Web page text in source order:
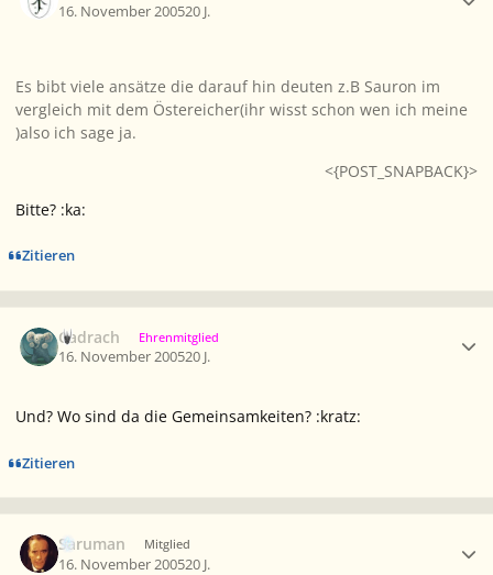
16. November 200520 J.
Es bibt viele ansätze die darauf hin deuten z.B Sauron im
vergleich mit dem Östereicher(ihr wisst schon wen ich meine
)also ich sage ja.
<{POST_SNAPBACK}>
Bitte? :ka:
Zitieren
Cadrach Ehrenmitglied
16. November 200520 J.
Und? Wo sind da die Gemeinsamkeiten? :kratz:
Zitieren
Saruman Mitglied
16. November 200520 J.